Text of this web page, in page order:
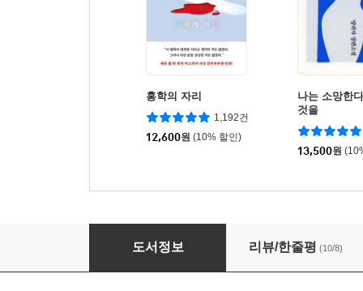
홍학의 자리
1,192건
12,600원 (10% 할인)
나는 소망한
것을
13,500원
달력 뒤에 쓴 유서
도서정보 리뷰/한줄평 (10/8)